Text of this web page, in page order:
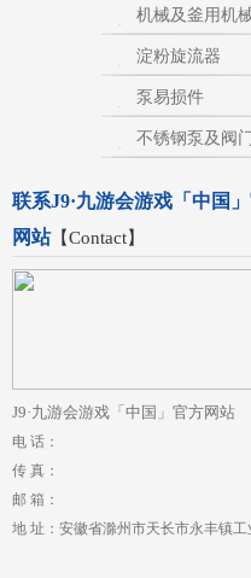
机械及釜用机
淀粉旋流器
泵易损件
不锈钢泵及阀
联系J9·九游会游戏「中国
网站【Contact】
J9·九游会游戏「中国」官方网站
电 话：
传 真：
邮 箱：
地 址：安徽省滁州市天长市永丰镇工